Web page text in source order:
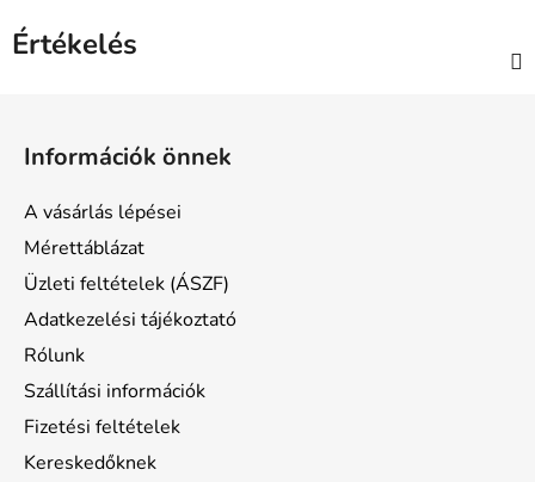
Értékelés
Információk önnek
A vásárlás lépései
Mérettáblázat
Üzleti feltételek (ÁSZF)
Adatkezelési tájékoztató
Rólunk
Szállítási információk
Fizetési feltételek
Kereskedőknek